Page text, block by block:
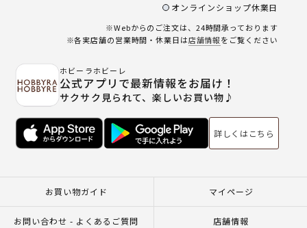
オンラインショップ休業日
※Webからのご注文は、24時間承っております
※各実店舗の営業時間・休業日は店舗情報をご覧ください
ホビーラホビーレ
公式アプリで最新情報をお届け！
サクサク見られて、楽しいお買い物♪
詳しくはこちら
お買い物ガイド マイページ
お問い合わせ - よくあるご質問 店舗情報